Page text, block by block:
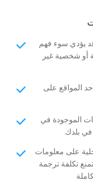
يؤدي سوء فهم
أو شخصية غير
المواقع على
الموجودة في
في بلدك
على معلومات
تكلفة ترجمة